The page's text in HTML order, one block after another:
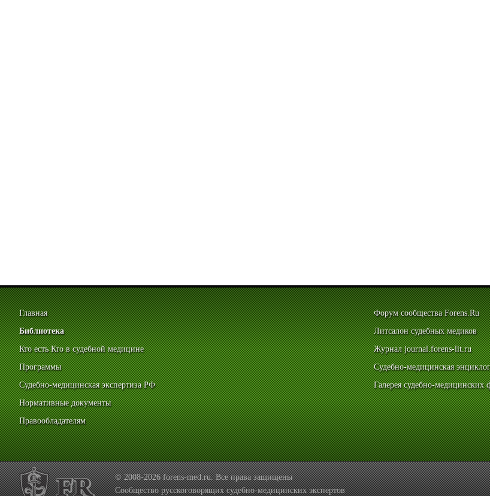
Главная
Библиотека
Кто есть Кто в судебной медицине
Программы
Судебно-медицинская экспертиза РФ
Нормативные документы
Правообладателям
Форум сообщества Forens.Ru
Литсалон судебных медиков
Журнал journal.forens-lit.ru
Судебно-медицинская
Галерея судебно-медицинских
© 2008-2026 forens-med.ru. Все права защищены
Сообщество русскоговорящих судебно-медицинских экспертов